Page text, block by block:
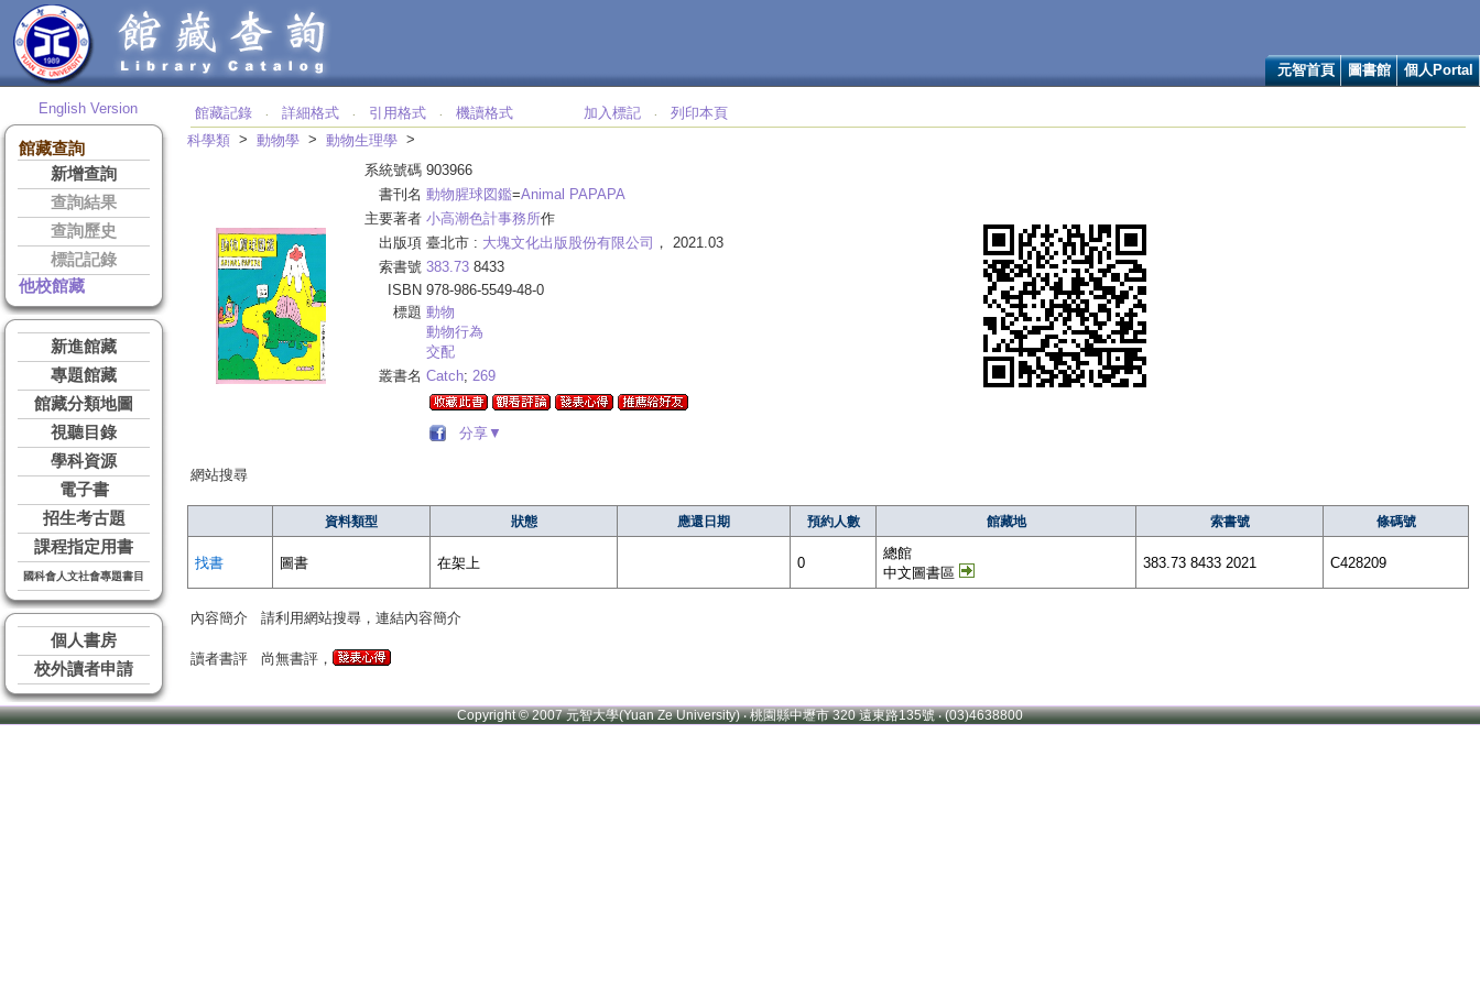
元智首頁 圖書館 個人Portal
English Version
館藏查詢
新增查詢
查詢結果
查詢歷史
標記記錄
他校館藏
新進館藏
專題館藏
館藏分類地圖
視聽目錄
學科資源
電子書
招生考古題
課程指定用書
國科會人文社會專題書目
個人書房
校外讀者申請
館藏記錄 ‧ 詳細格式 ‧ 引用格式 ‧ 機讀格式 加入標記 ‧
列印本頁
科學類 > 動物學 > 動物生理學 >
系統號碼 903966
書刊名 動物腥球図鑑=Animal PAPAPA
主要著者 小高潮色計事務所作
出版項 臺北市 : 大塊文化出版股份有限公司 ， 2021.03
索書號 383.73 8433
ISBN 978-986-5549-48-0
標題 動物
動物行為
交配
叢書名 Catch; 269
分享▼
網站搜尋
資料類型 狀態 應還日期 預約人數 館藏地 索書號 條碼號
找書 圖書 在架上 0
總館
中文圖書區
383.73 8433 2021 C428209
內容簡介 請利用網站搜尋，連結內容簡介
讀者書評 尚無書評，
Copyright © 2007 元智大學(Yuan Ze University) ‧ 桃園縣中壢市 320 遠東路135號 ‧ (03)4638800